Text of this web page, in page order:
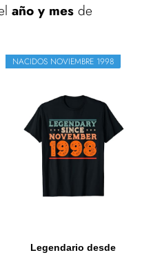
año y mes de
NACIDOS NOVIEMBRE 1998
Legendario desde